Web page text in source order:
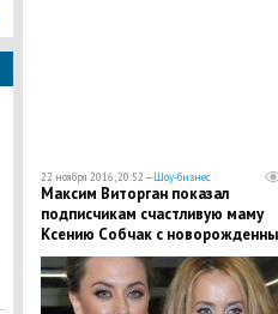
22 ноября 2016, 20:52 —Шоу-бизнес
Максим Виторган показал
подписчикам счастливую маму
Ксению Собчак с
сыном на руках